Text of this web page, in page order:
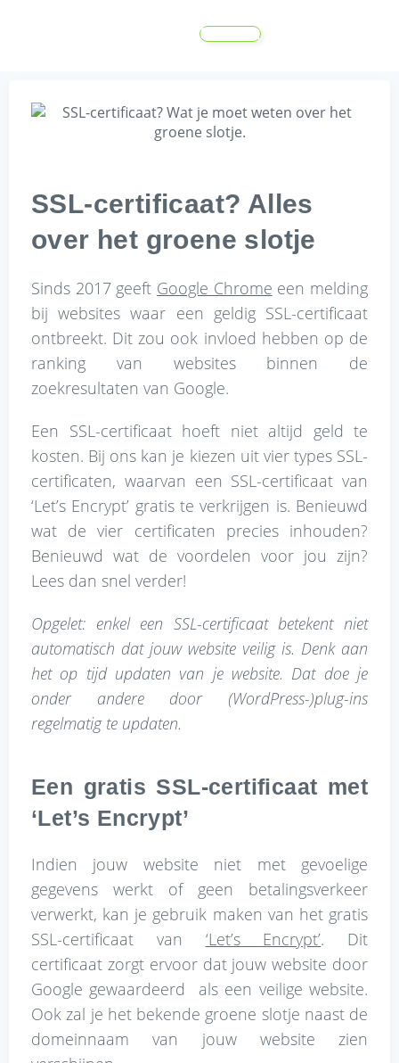
MENU
SSL-certificaat? Alles
over het groene slotje
Sinds 2017 geeft Google Chrome een melding
bij websites waar een geldig SSL-certificaat
ontbreekt. Dit zou ook invloed hebben op de
ranking van websites binnen de
zoekresultaten van Google.
Een SSL-certificaat hoeft niet altijd geld te
kosten. Bij ons kan je kiezen uit vier types SSL-
certificaten, waarvan een SSL-certificaat van
‘Let’s Encrypt’ gratis te verkrijgen is. Benieuwd
wat de vier certificaten precies inhouden?
Benieuwd wat de voordelen voor jou zijn?
Lees dan snel verder!
Opgelet: enkel een SSL-certificaat betekent niet
automatisch dat jouw website veilig is. Denk aan
het op tijd updaten van je website. Dat doe je
onder andere door (WordPress-)plug-ins
regelmatig te updaten.
Een gratis SSL-certificaat met
‘Let’s Encrypt’
Indien jouw website niet met gevoelige
gegevens werkt of geen betalingsverkeer
verwerkt, kan je gebruik maken van het gratis
SSL-certificaat van ‘Let’s Encrypt’. Dit
certificaat zorgt ervoor dat jouw website door
Google gewaardeerd als een veilige website.
Ook zal je het bekende groene slotje naast de
domeinnaam van jouw website zien